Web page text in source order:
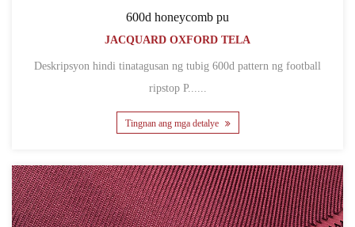
600d honeycomb pu
JACQUARD OXFORD TELA
Deskripsyon hindi tinatagusan ng tubig 600d pattern ng football
ripstop P......
Tingnan ang mga detalye